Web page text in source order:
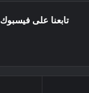
تابعنا على فيسبوك